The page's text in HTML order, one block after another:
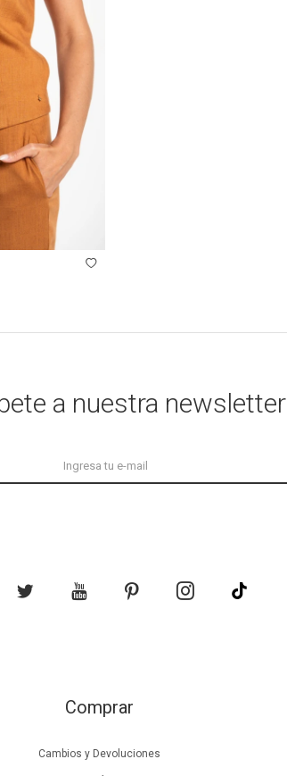
Comprar
Cambios y Devoluciones
a nuestra newsletter
   